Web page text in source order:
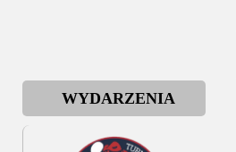
WYDARZENIA